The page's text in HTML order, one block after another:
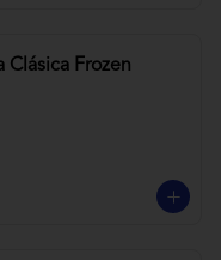
Clásica Frozen